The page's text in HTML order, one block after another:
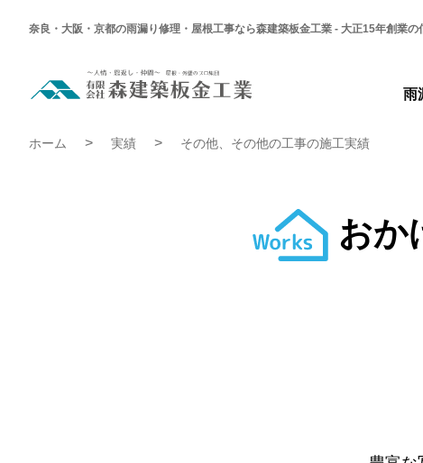
奈良・大阪・京都の雨漏り修理・屋根工事なら森建築板金工業 - 大正15年創業の
雨
ホーム 実績 その他、その他の工事の施工実績
おか